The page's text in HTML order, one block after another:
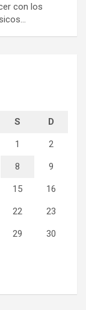
con los
S D
1 2
8 9
15 16
22 23
29 30